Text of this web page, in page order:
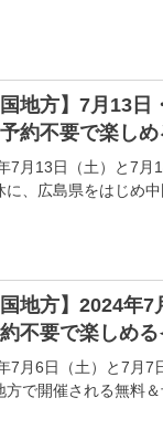
地方】7月13日
約不要で楽し
7月13日（土）と7月
に、広島県をはじめ
地方】2024年7
不要で楽しめ
7月6日（土）と7月7
方で開催される無料